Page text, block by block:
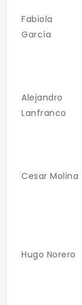
Fabiola
García
Alejandro
Lanfranco
Cesar Molina
Hugo Norero